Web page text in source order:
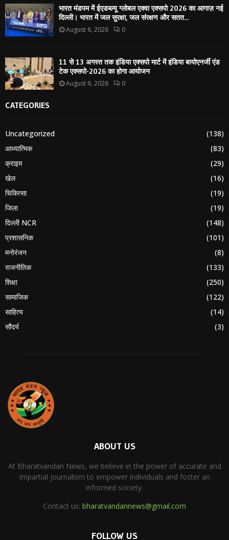
भारत मंडपम में ईएडब्ल्यू ग्लोबल एक्वा एक्सपो 2026 का आगाज़ नई
दिल्ली। भारत में जल सुरक्षा, जल संरक्षण और सतत...
August 6, 2026 0
11 से 13 अगस्त तक इंडिया एक्सपो मार्ट में इंडिया बायोएनर्जी एंड
टेक एक्सपो-2026 का होगा आयोजन
August 6, 2026 0
CATEGORIES
Uncategorized
(138)
आध्यात्मिक
(83)
क्राइम
(29)
खेल
(16)
चिकित्सा
(19)
जिला
(19)
दिल्ली NCR
(148)
प्रशासनिक
(101)
मनोरंजन
(8)
राजनीतिक
(133)
शिक्षा
(250)
सामाजिक
(122)
साहित्य
(14)
सौंदर्य
(3)
ABOUT US
At Bharatvandan News, we believe in the power of accurate and
impartial journalism to empower individuals and foster an
informed society.
Contact us: bharatvandannews@gmail.com
FOLLOW US